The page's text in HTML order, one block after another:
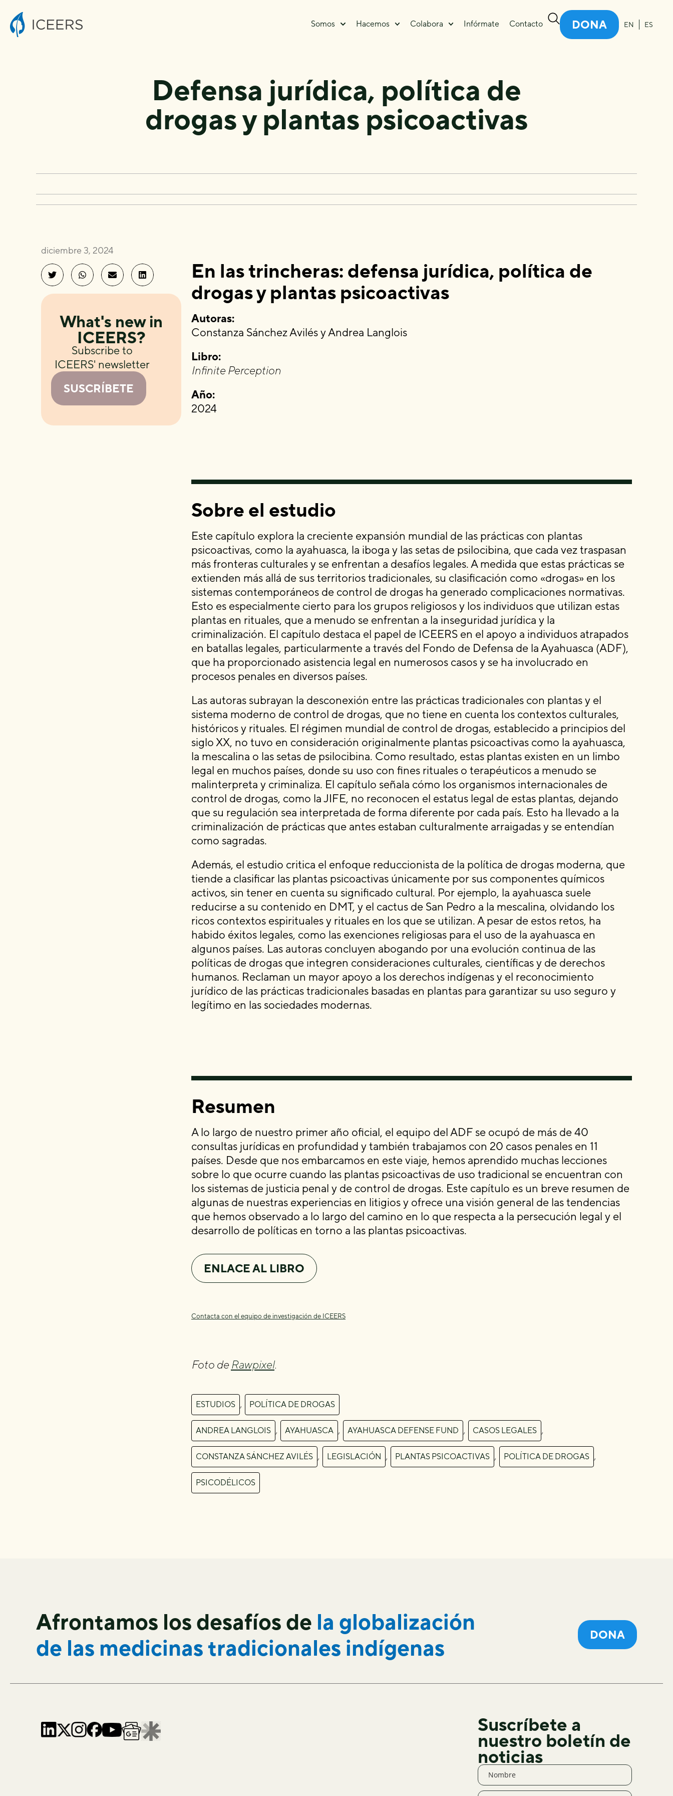
Somos Hacemos Colabora Infórmate Contacto DONA EN ES
Defensa jurídica, política de
drogas y plantas psicoactivas
diciembre 3, 2024
What's new in
ICEERS?
Subscribe to
ICEERS' newsletter
SUSCRÍBETE
En las trincheras: defensa jurídica, política de
drogas y plantas psicoactivas
Autoras:
Constanza Sánchez Avilés y Andrea Langlois
Libro:
Infinite Perception
Año:
2024
Sobre el estudio
Este capítulo explora la creciente expansión mundial de las prácticas con plantas
psicoactivas, como la ayahuasca, la iboga y las setas de psilocibina, que cada vez traspasan
más fronteras culturales y se enfrentan a desafíos legales. A medida que estas prácticas se
extienden más allá de sus territorios tradicionales, su clasificación como «drogas» en los
sistemas contemporáneos de control de drogas ha generado complicaciones normativas.
Esto es especialmente cierto para los grupos religiosos y los individuos que utilizan estas
plantas en rituales, que a menudo se enfrentan a la inseguridad jurídica y la
criminalización. El capítulo destaca el papel de ICEERS en el apoyo a individuos atrapados
en batallas legales, particularmente a través del Fondo de Defensa de la Ayahuasca (ADF),
que ha proporcionado asistencia legal en numerosos casos y se ha involucrado en
procesos penales en diversos países.
Las autoras subrayan la desconexión entre las prácticas tradicionales con plantas y el
sistema moderno de control de drogas, que no tiene en cuenta los contextos culturales,
históricos y rituales. El régimen mundial de control de drogas, establecido a principios del
siglo XX, no tuvo en consideración originalmente plantas psicoactivas como la ayahuasca,
la mescalina o las setas de psilocibina. Como resultado, estas plantas existen en un limbo
legal en muchos países, donde su uso con fines rituales o terapéuticos a menudo se
malinterpreta y criminaliza. El capítulo señala cómo los organismos internacionales de
control de drogas, como la JIFE, no reconocen el estatus legal de estas plantas, dejando
que su regulación sea interpretada de forma diferente por cada país. Esto ha llevado a la
criminalización de prácticas que antes estaban culturalmente arraigadas y se entendían
como sagradas.
Además, el estudio critica el enfoque reduccionista de la política de drogas moderna, que
tiende a clasificar las plantas psicoactivas únicamente por sus componentes químicos
activos, sin tener en cuenta su significado cultural. Por ejemplo, la ayahuasca suele
reducirse a su contenido en DMT, y el cactus de San Pedro a la mescalina, olvidando los
ricos contextos espirituales y rituales en los que se utilizan. A pesar de estos retos, ha
habido éxitos legales, como las exenciones religiosas para el uso de la ayahuasca en
algunos países. Las autoras concluyen abogando por una evolución continua de las
políticas de drogas que integren consideraciones culturales, científicas y de derechos
humanos. Reclaman un mayor apoyo a los derechos indígenas y el reconocimiento
jurídico de las prácticas tradicionales basadas en plantas para garantizar su uso seguro y
legítimo en las sociedades modernas.
Resumen
A lo largo de nuestro primer año oficial, el equipo del ADF se ocupó de más de 40
consultas jurídicas en profundidad y también trabajamos con 20 casos penales en 11
países. Desde que nos embarcamos en este viaje, hemos aprendido muchas lecciones
sobre lo que ocurre cuando las plantas psicoactivas de uso tradicional se encuentran con
los sistemas de justicia penal y de control de drogas. Este capítulo es un breve resumen de
algunas de nuestras experiencias en litigios y ofrece una visión general de las tendencias
que hemos observado a lo largo del camino en lo que respecta a la persecución legal y el
desarrollo de políticas en torno a las plantas psicoactivas.
ENLACE AL LIBRO
Contacta con el equipo de investigación de ICEERS
Foto deRawpixel.
ESTUDIOS , POLÍTICA DE DROGAS
ANDREA LANGLOIS , AYAHUASCA , AYAHUASCA DEFENSE FUND , CASOS LEGALES ,
CONSTANZA SÁNCHEZ AVILÉS , LEGISLACIÓN , PLANTAS PSICOACTIVAS , POLÍTICA DE DROGAS ,
PSICODÉLICOS
Afrontamos los desafíos de la globalización
de las medicinas tradicionales indígenas DONA
Suscríbete a
nuestro boletín de
noticias